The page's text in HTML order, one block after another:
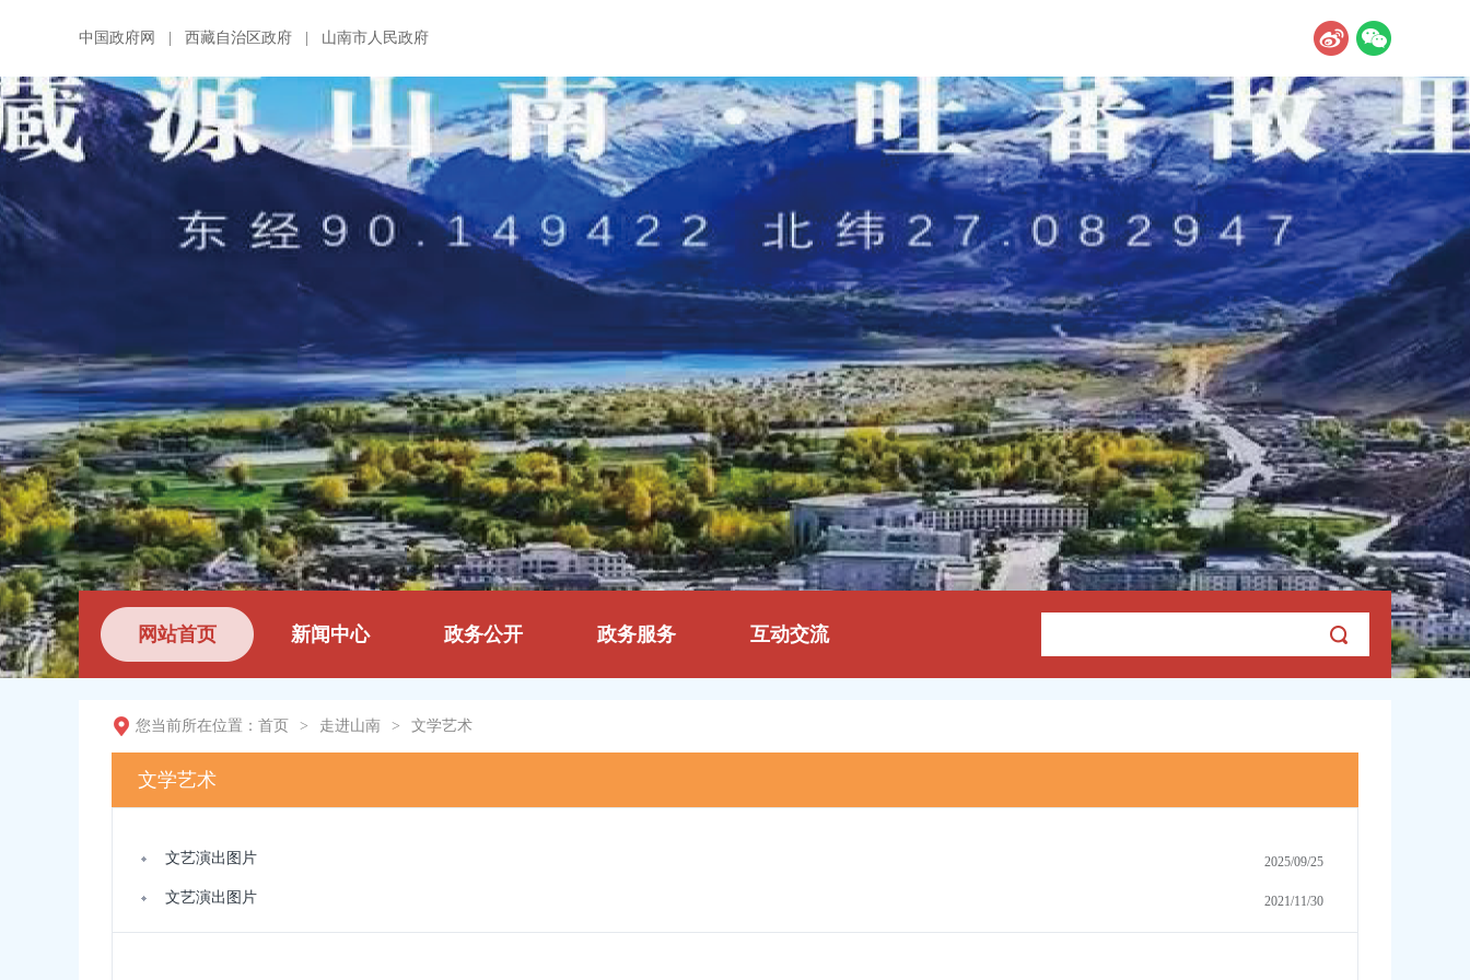
中国政府网 西藏自治区政府 山南市人民政府
网站首页 新闻中心 政务公开 政务服务 互动交流
您当前所在位置： 首页 > 走进山南 > 文学艺术
文学艺术
文艺演出图片 2025/09/25
文艺演出图片 2021/11/30